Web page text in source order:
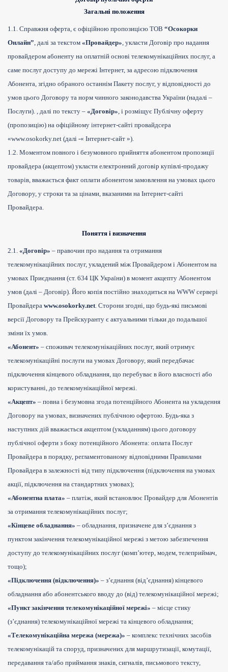
Загальні положення
1.1. Справжня оферта, є офіційною пропозицією ТОВ “Осокорки
Онлайн”, далі за текстом «Провайдер», укласти Договір про надання
провайдером абоненту на оплатній основі телекомунікаційних послуг, а
саме послуг доступу до мережі Інтернет, за адресою підключення
Абонента, згідно обраного останнім Пакету послуг, у відповідності до
умов цього Договору та норм чинного законодавства України (надалі –
Послуги). , далі по тексту – «Договір», і розміщує Публічну оферту
(пропозицію) на офіційному інтернет-сайті провайдсера
«www.osokorky.net (далі -« Інтернет-сайт »).
1.2. Моментом повного і безумовного прийняття абонентом пропозиції
провайдера (акцептом) укласти електронний договір купівлі-продажу
товарів, вважається факт оплати абонентом замовлення на умовах цього
Договору, у строки та за цінами, вказаними на Інтернет-сайті
Провайдера.
Поняття і визначення
2.1. «Договір» – правочин про надання та отримання
телекомунікаційних послуг, укладений між Провайдером і Абонентом на
умовах Приєднання (ст. 634 ЦК України) в момент акцепту Абонентом
умов (далі – Договір). Його копія постійно знаходиться на WWW сервері
Провайдера www.osokorky.net. Сторони згодні, що будь-які письмові
версії Договору та Прейскуранту є актуальними тільки до подальшої
зміни їх умов.
«Абонент» – споживач телекомунікаційних послуг, який отримує
телекомунікаційні послуги на умовах Договору, який передбачає
підключення кінцевого обладнання, що перебуває в його власності або
користуванні, до телекомунікаційної мережі.
«Акцепт» – повна і безумовна згода потенційного Абонента на укладення
Договору на умовах, визначених публічною офертою. Будь-яка з
наступних дій вважається акцептом (укладанням) цього договору
публічної оферти з боку потенційного Абонента: оплата Послуг
Провайдера в порядку, регламентованому відповідними Правилами
Провайдера в залежності від типу підключення (підключення на умовах
акції, підключення на стандартних умовах);
«Абонентна плата» – платіж, який встановлює Провайдер для Абонентів
за отримання телекомунікаційних послуг;
«Кінцеве обладнання» – обладнання, призначене для з’єднання з
пунктом закінчення телекомунікаційної мережі з метою забезпечення
доступу до телекомунікаційних послуг (комп’ютер, модем, телеприймач,
тощо);
«Підключення (відключення)» – з’єднання (від’єднання) кінцевого
обладнання або абонентського вводу до (від) телекомунікаційної мережі;
«Пункт закінчення телекомунікаційної мережі» – місце стику
(з’єднання) телекомунікаційної мережі та кінцевого обладнання;
«Телекомунікаційна мережа (мережа)» – комплекс технічних засобів
телекомунікацій та споруд, призначених для маршрутизації, комутації,
передавання та/або приймання знаків, сигналів, письмового тексту,